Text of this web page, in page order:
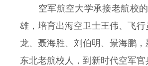
空军航空大学承接老航校
雄，培育出海空卫士王伟、飞
龙、聂海胜、刘伯明、景海鹏
东北老航校人，到新时代空军